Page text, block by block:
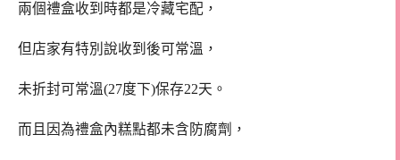
兩個禮盒收到時都是冷藏宅配，
但店家有特別說收到後可常溫，
未折封可常溫(27度下)保存22天。
而且因為禮盒內糕點都未含防腐劑，